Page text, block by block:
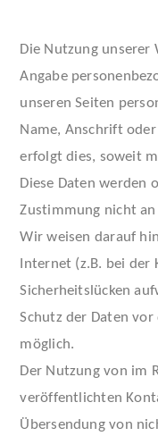
Die Nutzung unserer
Angabe
unseren Seiten
Name, Anschrift
erfolgt dies, soweit
Diese Daten werden
Zustimmung nicht
Wir weisen darauf
Internet (z.B. bei
Sicherheitslücken
Schutz der Daten
möglich.
Der Nutzung von im
veröffentlichten
Übersendung von